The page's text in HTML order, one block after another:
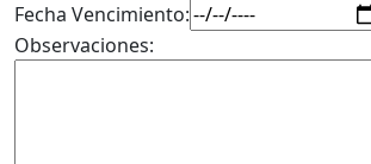
Fecha Vencimiento:
Observaciones: